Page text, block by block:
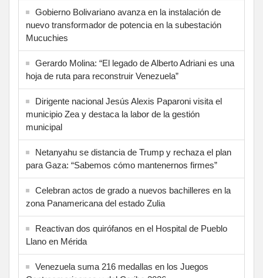
Gobierno Bolivariano avanza en la instalación de
nuevo transformador de potencia en la subestación
Mucuchies
Gerardo Molina: “El legado de Alberto Adriani es una
hoja de ruta para reconstruir Venezuela”
Dirigente nacional Jesús Alexis Paparoni visita el
municipio Zea y destaca la labor de la gestión
municipal
Netanyahu se distancia de Trump y rechaza el plan
para Gaza: “Sabemos cómo mantenernos firmes”
Celebran actos de grado a nuevos bachilleres en la
zona Panamericana del estado Zulia
Reactivan dos quirófanos en el Hospital de Pueblo
Llano en Mérida
Venezuela suma 216 medallas en los Juegos